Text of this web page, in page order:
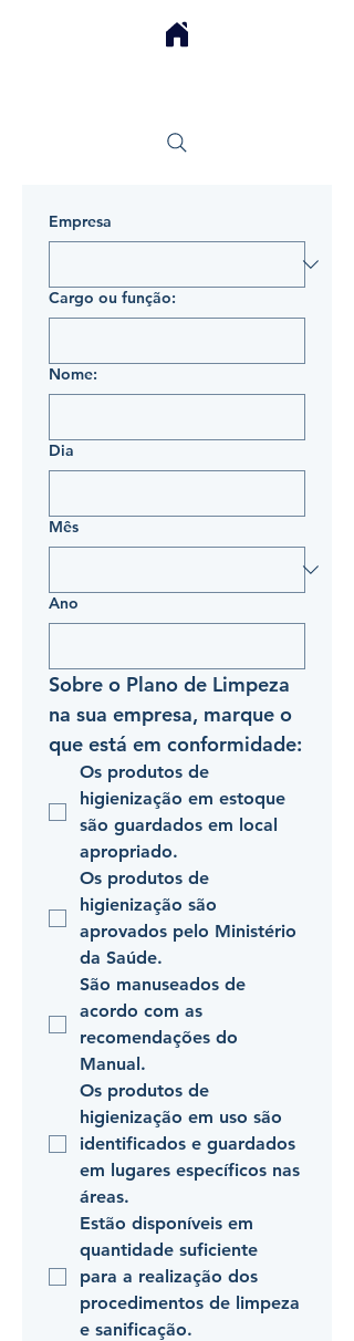
Empresa
Cargo ou função:
Nome:
Dia
Mês
Ano
Sobre o Plano de Limpeza
na sua empresa, marque o
que está em conformidade:
Os produtos de
higienização em estoque
são guardados em local
apropriado.
Os produtos de
higienização são
aprovados pelo Ministério
da Saúde.
São manuseados de
acordo com as
recomendações do
Manual.
Os produtos de
higienização em uso são
identificados e guardados
em lugares específicos nas
áreas.
Estão disponíveis em
quantidade suficiente
para a realização dos
procedimentos de limpeza
e sanificação.